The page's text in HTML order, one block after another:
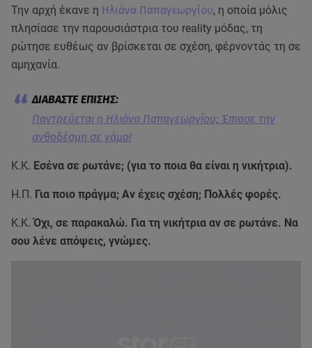
Την αρχή έκανε η Ηλιάνα Παπαγεωργίου, η οποία μόλις
πλησίασε την παρουσιάστρια του reality μόδας, τη
ρώτησε ευθέως αν βρίσκεται σε σχέση, φέρνοντάς τη σε
αμηχανία.
Παντρεύεται η Ηλιάνα Παπαγεωργίου; Έπιασε την
ανθοδέσμη σε γάμo!
Κ.Κ. Εσένα σε ρωτάνε; (για το ποια θα είναι η νικήτρια).
Η.Π. Για ποιο πράγμα; Αν έχεις σχέση; Πολλές φορές.
Κ.Κ.Όχι, σε παρακαλώ. Για τη νικήτρια αν σε ρωτάνε. Να
σου λένε απόψεις, γνώμες.